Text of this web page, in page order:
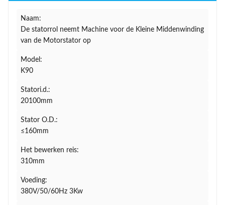
Naam:
De statorrol neemt Machine voor de Kleine Middenwinding
van de Motorstator op
Model:
K90
Statori.d.:
20100mm
Stator O.D.:
≤160mm
Het bewerken reis:
310mm
Voeding:
380V/50/60Hz 3Kw